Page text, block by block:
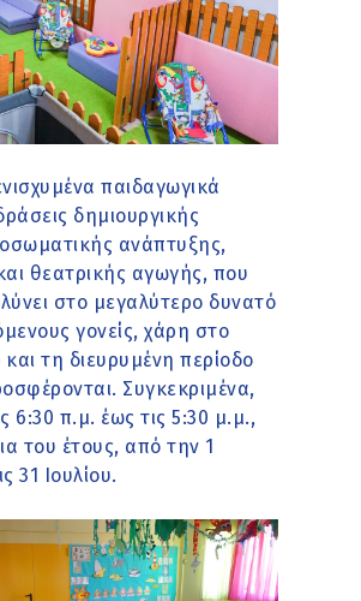
παιδαγωγικά
δημιουργικής
ανάπτυξης,
θεατρικής αγωγής, που
στο μεγαλύτερο δυνατό
γονείς, χάρη στο
τη διευρυμένη περίοδο
Συγκεκριμένα,
6:30 π.μ. έως τις 5:30 μ.μ.,
του έτους, από την 1
31 Ιουλίου.